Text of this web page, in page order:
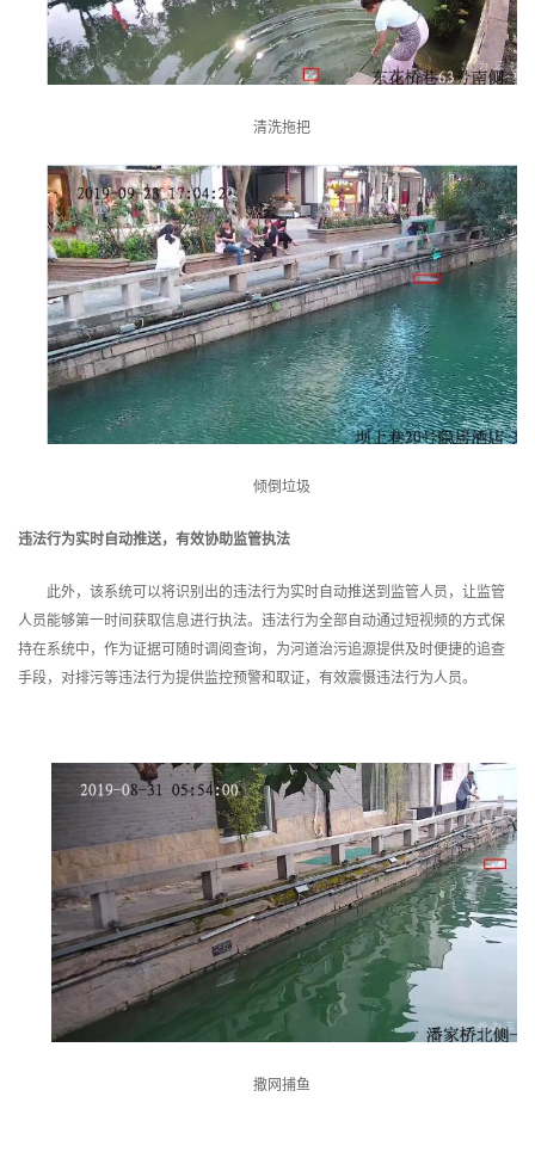
清洗拖把
倾倒垃圾
违法行为实时自动推送，有效协助监管执法
此外，该系统可以将识别出的违法行为实时自动推送到监管人员，让监管
人员能够第一时间获取信息进行执法。违法行为全部自动通过短视频的方式保
持在系统中，作为证据可随时调阅查询，为河道治污追源提供及时便捷的追查
手段，对排污等违法行为提供监控预警和取证，有效震慑违法行为人员。
撒网捕鱼